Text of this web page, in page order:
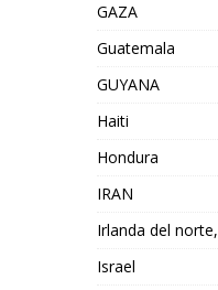
GAZA
Guatemala
GUYANA
Haiti
Hondura
IRAN
Irlanda del norte,
Israel